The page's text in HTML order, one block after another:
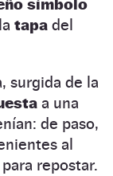
símbolo
tapa del
surgida de la
a una
de paso,
al
repostar.